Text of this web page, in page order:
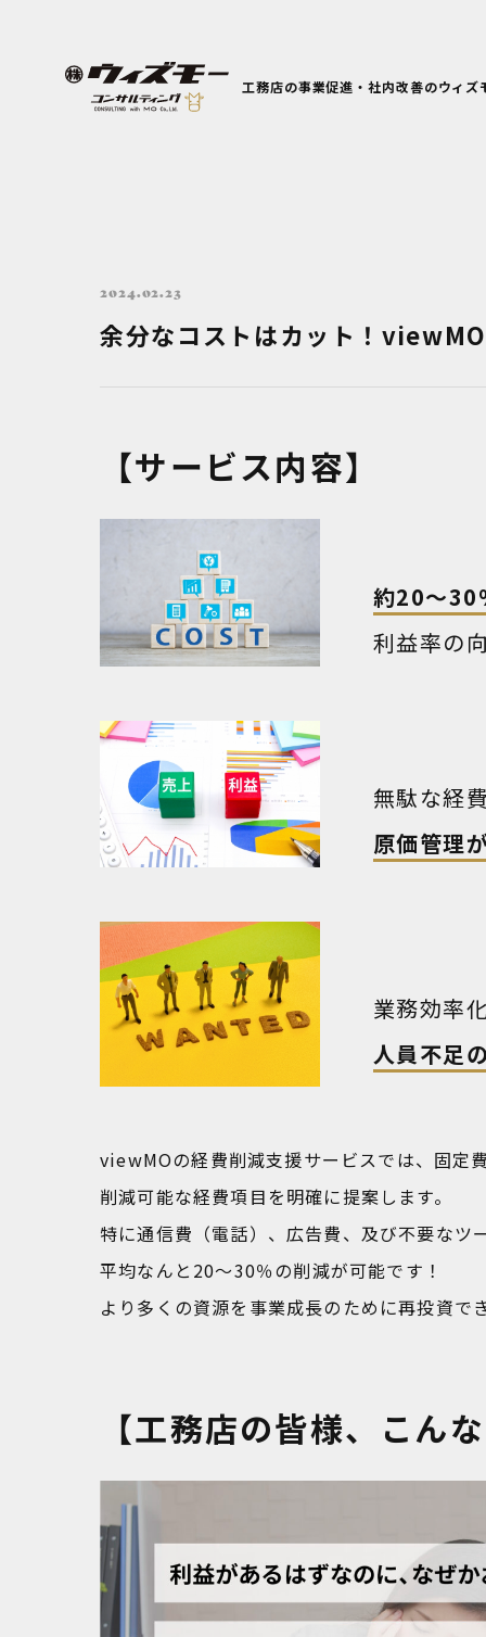
工務店の事業促進・社内改善のウィズ
2024.02.23
余分なコストはカット！
【サービス内容】
約20～30
利益率の
無駄な経
原価管理
業務効率
人員不足
viewMOの経費削減支援サービスでは、固定
削減可能な経費項目を明確に提案します。
特に通信費（電話）、広告費、及び不要なツ
平均なんと20～30％の削減が可能です！
より多くの資源を事業成長のために再投資で
【工務店の皆様、こん